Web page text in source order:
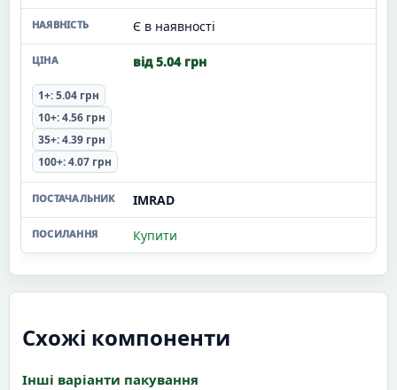
Є в наявності
від 5.04 грн
1+: 5.04 грн
10+: 4.56 грн
35+: 4.39 грн
100+: 4.07 грн
IMRAD
Купити
Схожі компоненти
Інші варіанти пакування